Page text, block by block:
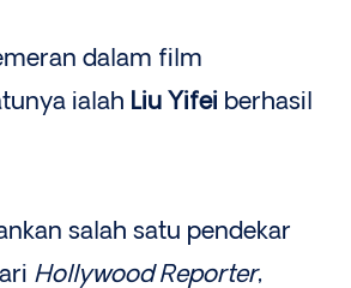
dalam film
ialah Liu Yifei berhasil
salah satu pendekar
Hollywood Reporter,